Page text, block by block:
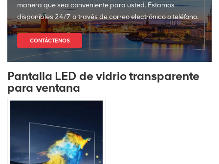
manera que sea conveniente para usted. Estamos
disponibles 24/7 a través de correo electrónico o teléfono.
CONTÁCTENOS
Pantalla LED de vidrio transparente
para ventana